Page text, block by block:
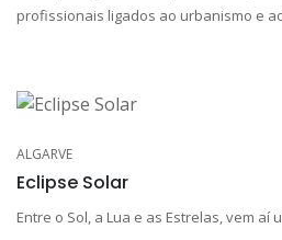
profissionais ligados ao urbanismo e
ALGARVE
Eclipse Solar
Entre o Sol, a Lua e as Estrelas, vem aí